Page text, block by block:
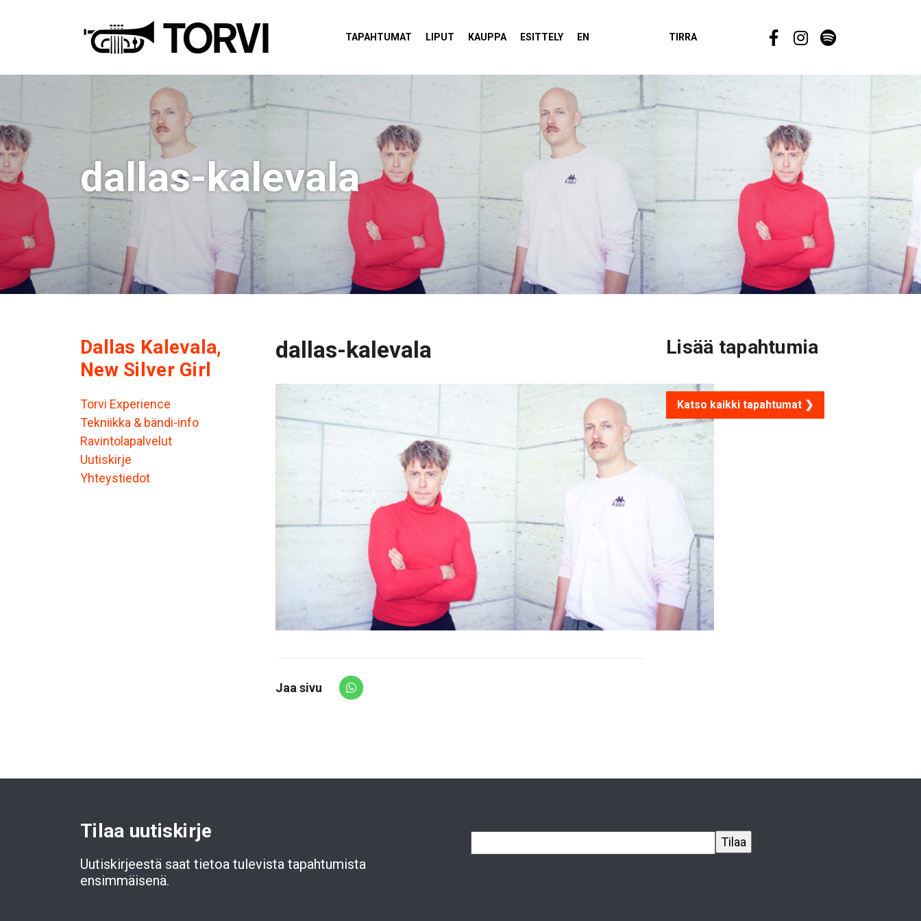
TAPAHTUMAT LIPUT KAUPPA ESITTELY EN TIRRA
dallas-kalevala
Dallas Kalevala,
New Silver Girl
Torvi Experience
Tekniikka & bändi-info
Ravintolapalvelut
Uutiskirje
Yhteystiedot
dallas-kalevala
Jaa sivu
Share via Whatsapp
Lisää tapahtumia
Katso kaikki tapahtumat ❯
Tilaa uutiskirje
Uutiskirjeestä saat tietoa tulevista tapahtumista
ensimmäisenä.